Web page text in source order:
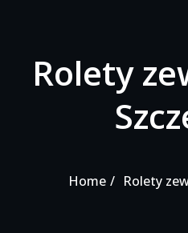
Rolety
Home Rolety